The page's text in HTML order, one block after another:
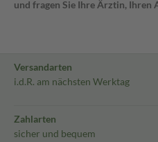
und fragen Sie Ihre Ärztin, Ihren
Versandarten
i.d.R. am nächsten Werktag
Zahlarten
sicher und bequem